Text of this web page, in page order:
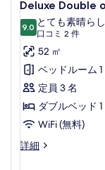
Double
or
Twin
Room
の
す
べ
て
の
Deluxe Double
9.010 点中 9.0
とても素晴ら
口コミ 2 件
(口
コ
ミ
2
件)
52 ㎡
ベッドルーム 1
定員 3 名
ダブルベッド 1
WiFi (無料)
詳細
Deluxe